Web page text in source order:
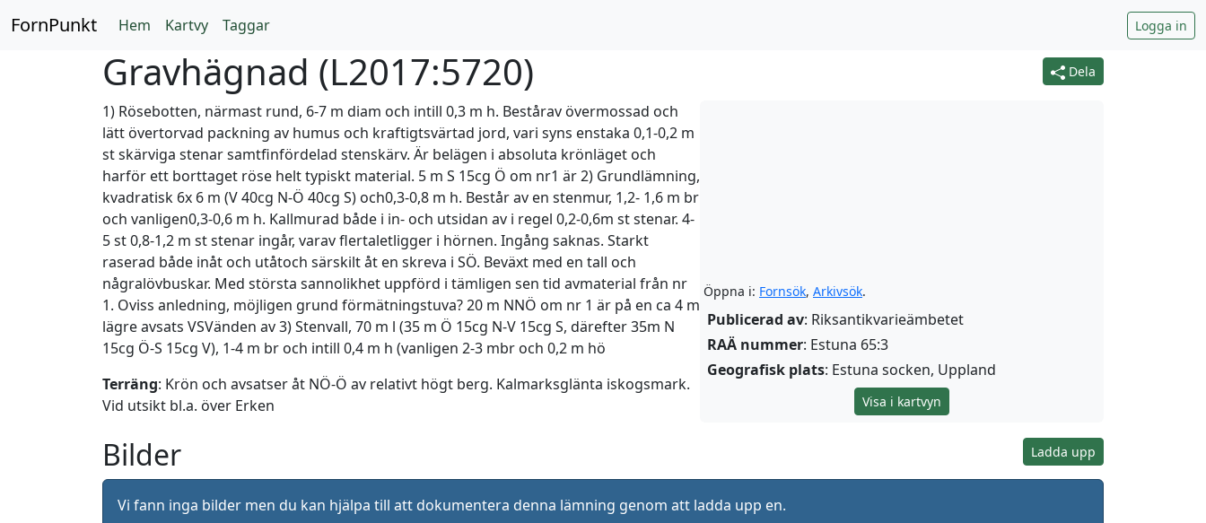
FornPunkt Hem Kartvy Taggar Logga in
Dela
Gravhägnad (L2017:5720)
Öppna i: Fornsök, Arkivsök.
Publicerad av: Riksantikvarieämbetet
RAÄ nummer: Estuna 65:3
Geografisk plats: Estuna socken, Uppland
Visa i kartvyn
1) Rösebotten, närmast rund, 6-7 m diam och intill 0,3 m h. Bestårav övermossad och
lätt övertorvad packning av humus och kraftigtsvärtad jord, vari syns enstaka 0,1-0,2 m
st skärviga stenar samtfinfördelad stenskärv. Är belägen i absoluta krönläget och
harför ett borttaget röse helt typiskt material. 5 m S 15cg Ö om nr1 är 2) Grundlämning,
kvadratisk 6x 6 m (V 40cg N-Ö 40cg S) och0,3-0,8 m h. Består av en stenmur, 1,2- 1,6 m br
och vanligen0,3-0,6 m h. Kallmurad både i in- och utsidan av i regel 0,2-0,6m st stenar. 4-
5 st 0,8-1,2 m st stenar ingår, varav flertaletligger i hörnen. Ingång saknas. Starkt
raserad både inåt och utåtoch särskilt åt en skreva i SÖ. Beväxt med en tall och
någralövbuskar. Med största sannolikhet uppförd i tämligen sen tid avmaterial från nr
1. Oviss anledning, möjligen grund förmätningstuva? 20 m NNÖ om nr 1 är på en ca 4 m
lägre avsats VSVänden av 3) Stenvall, 70 m l (35 m Ö 15cg N-V 15cg S, därefter 35m N
15cg Ö-S 15cg V), 1-4 m br och intill 0,4 m h (vanligen 2-3 mbr och 0,2 m hö
Terräng: Krön och avsatser åt NÖ-Ö av relativt högt berg. Kalmarksglänta iskogsmark.
Vid utsikt bl.a. över Erken
Ladda upp
Bilder
Vi fann inga bilder men du kan hjälpa till att dokumentera denna lämning genom att ladda upp en.